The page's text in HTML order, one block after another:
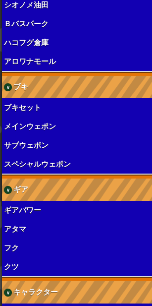
シオノメ油田
Ｂバスパーク
ハコフグ倉庫
アロワナモール
ブキ
ブキセット
メインウェポン
サブウェポン
スペシャルウェポン
ギア
ギアパワー
アタマ
フク
クツ
キャラクター